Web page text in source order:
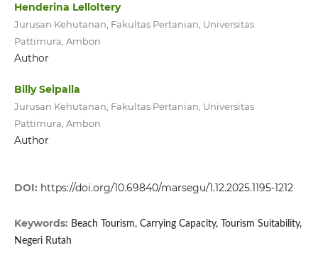
Henderina Lelloltery
Jurusan Kehutanan, Fakultas Pertanian, Universitas
Pattimura, Ambon
Author
Billy Seipalla
Jurusan Kehutanan, Fakultas Pertanian, Universitas
Pattimura, Ambon
Author
DOI: https://doi.org/10.69840/marsegu/1.12.2025.1195-1212
Keywords: Beach Tourism, Carrying Capacity, Tourism Suitability,
Negeri Rutah